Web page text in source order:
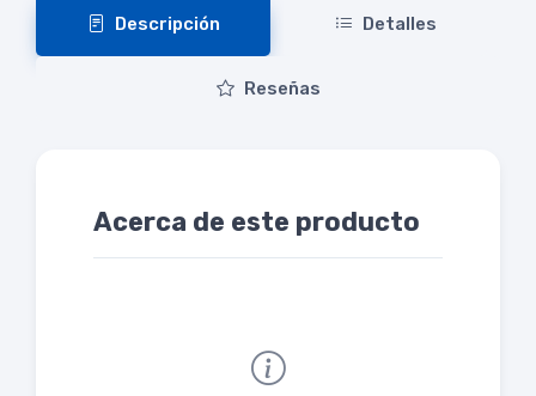
Descripción Detalles
Reseñas
Acerca de este producto